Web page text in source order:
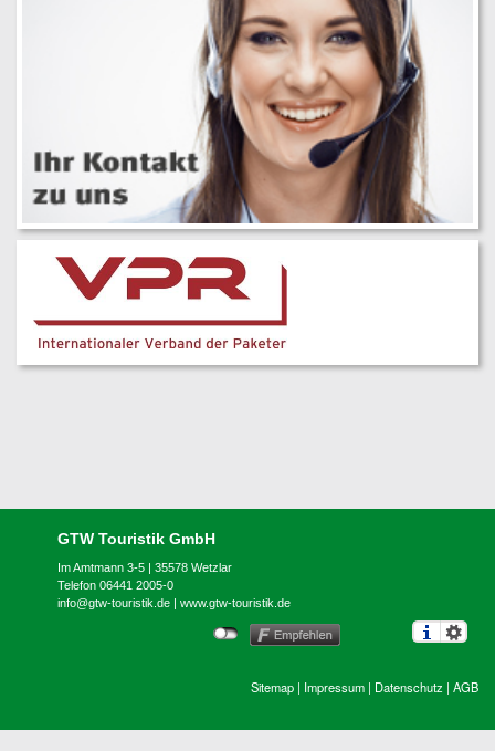
GTW Touristik GmbH
Im Amtmann 3-5 | 35578 Wetzlar
Telefon 06441 2005-0
info@gtw-touristik.de |www.gtw-touristik.de
Sitemap | Impressum | Datenschutz | AGB